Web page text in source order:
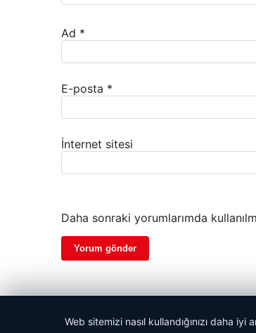
Ad *
E-posta *
İnternet sitesi
Daha sonraki yorumlarımda
Web sitemizi nasıl kullandığınızı daha